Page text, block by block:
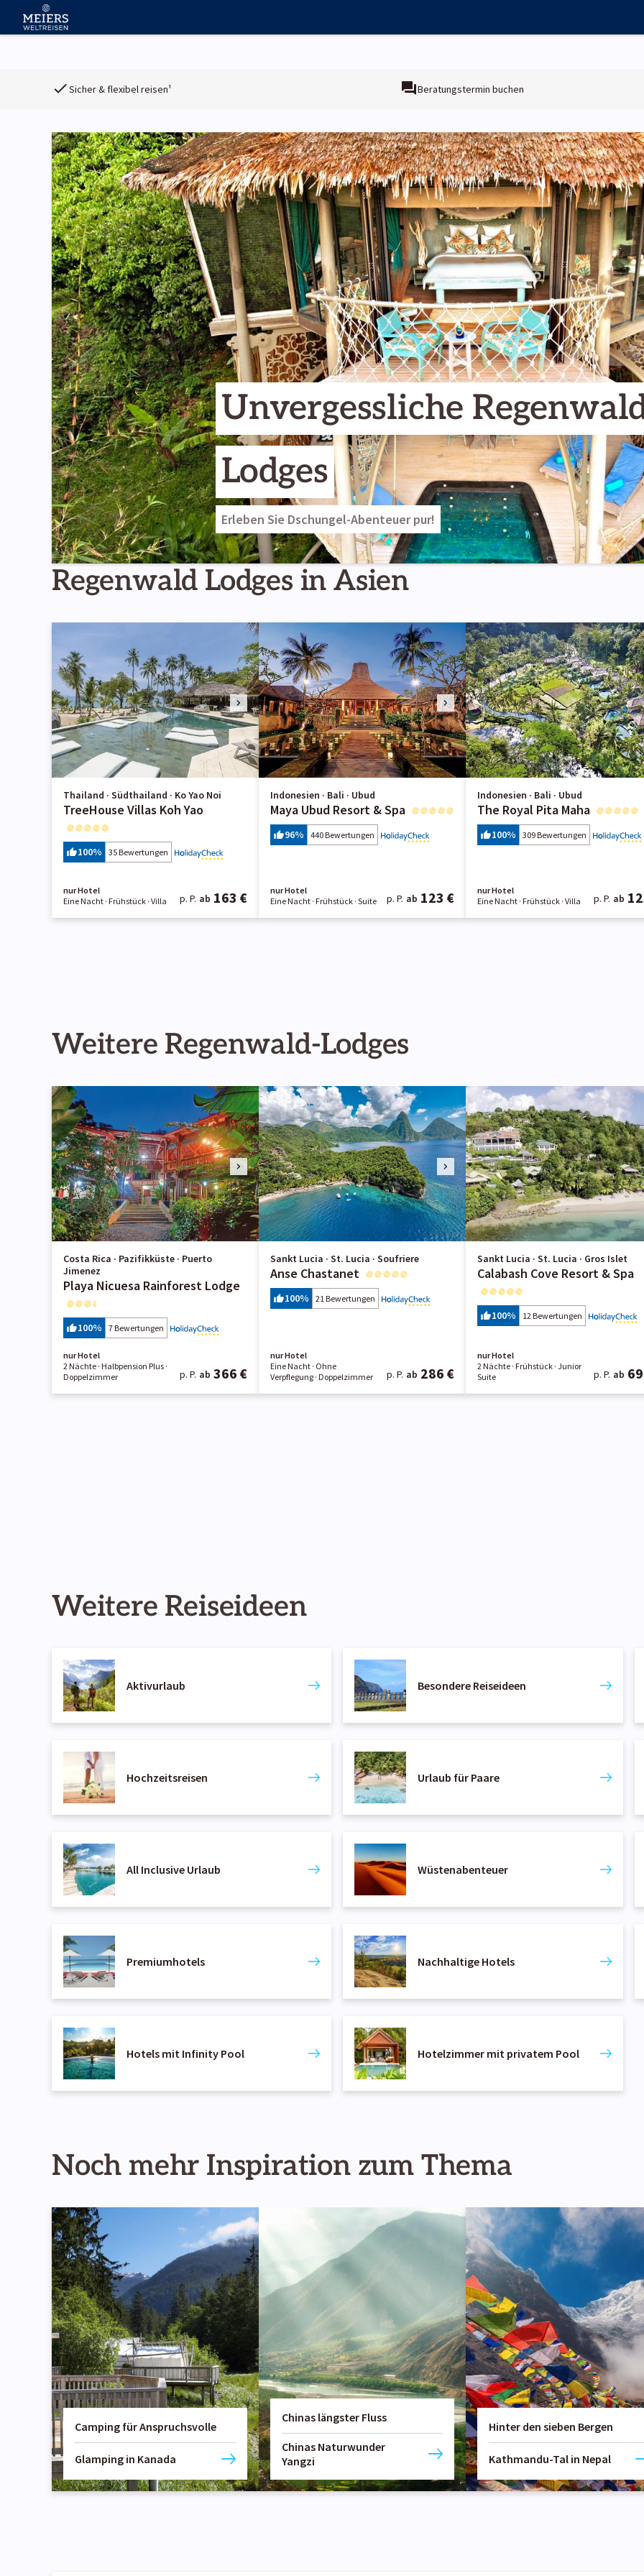
Sicher & flexibel reisen¹ Beratungstermin buchen
Unvergessliche
Lodges
Erleben Sie Dschungel-Abenteuer pur!
Regenwald Lodges in Asien
Thailand · Südthailand · Ko Yao Noi
TreeHouse Villas Koh Yao
100% 35 Bewertungen
nur Hotel
Eine Nacht · Frühstück · Villa p. P. ab 163 €
Indonesien · Bali · Ubud
Maya Ubud Resort & Spa
96% 440 Bewertungen
nur Hotel
Eine Nacht · Frühstück · Suite p. P. ab 123 €
Indonesien · Bali · Ubud
The Royal Pita Maha
100% 309 Bewertungen
nur Hotel
Eine Nacht · Frühstück · Villa p. P. ab
Weitere Regenwald-Lodges
Costa Rica · Pazifikküste · Puerto
Jimenez
Playa Nicuesa Rainforest Lodge
100% 7 Bewertungen
nur Hotel
2 Nächte · Halbpension Plus ·
Doppelzimmer
p. P. ab 366 €
Sankt Lucia · St. Lucia · Soufriere
Anse Chastanet
100% 21 Bewertungen
nur Hotel
Eine Nacht · Ohne
Verpflegung · Doppelzimmer p. P. ab 286 €
Sankt Lucia · St. Lucia · Gros Islet
Calabash Cove Resort & Spa
100% 12 Bewertungen
nur Hotel
2 Nächte · Frühstück · Junior
Suite
p. P. ab
Weitere Reiseideen
Aktivurlaub Besondere Reiseideen
Hochzeitsreisen Urlaub für Paare
All Inclusive Urlaub Wüstenabenteuer
Premiumhotels Nachhaltige Hotels
Hotels mit Infinity Pool Hotelzimmer mit privatem Pool
Noch mehr Inspiration zum Thema
Camping für Anspruchsvolle
Glamping in Kanada
Chinas längster Fluss
Chinas Naturwunder
Yangzi
Hinter den sieben Bergen
Kathmandu-Tal in Nepal